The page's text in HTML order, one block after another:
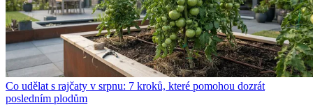
Co udělat s rajčaty v srpnu: 7 kroků, které pomohou dozrát
posledním plodům